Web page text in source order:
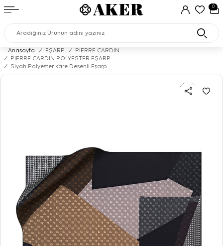
0
Anasayfa / EŞARP /
PIERRE CARDIN
/
PIERRE CARDIN POLYESTER EŞARP
/
Siyah Polyester Kare Desenli Eşarp